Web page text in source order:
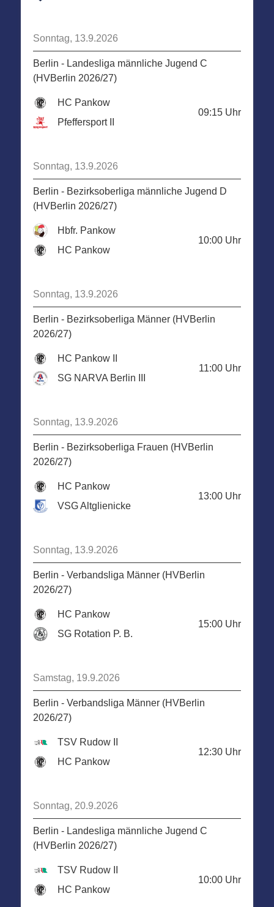
Sonntag, 13.9.2026
Berlin - Landesliga männliche Jugend C
(HVBerlin 2026/27)
HC Pankow
Pfeffersport II
09:15 Uhr
Sonntag, 13.9.2026
Berlin - Bezirksoberliga männliche Jugend D
(HVBerlin 2026/27)
Hbfr. Pankow
HC Pankow
10:00 Uhr
Sonntag, 13.9.2026
Berlin - Bezirksoberliga Männer (HVBerlin
2026/27)
HC Pankow II
SG NARVA Berlin III
11:00 Uhr
Sonntag, 13.9.2026
Berlin - Bezirksoberliga Frauen (HVBerlin
2026/27)
HC Pankow
VSG Altglienicke
13:00 Uhr
Sonntag, 13.9.2026
Berlin - Verbandsliga Männer (HVBerlin
2026/27)
HC Pankow
SG Rotation P. B.
15:00 Uhr
Samstag, 19.9.2026
Berlin - Verbandsliga Männer (HVBerlin
2026/27)
TSV Rudow II
HC Pankow
12:30 Uhr
Sonntag, 20.9.2026
Berlin - Landesliga männliche Jugend C
(HVBerlin 2026/27)
TSV Rudow II
HC Pankow
10:00 Uhr